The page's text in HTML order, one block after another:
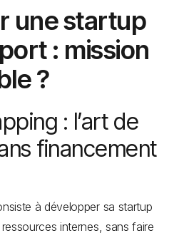
une startup
: mission
?
: l’art de
financement
à développer sa startup
internes, sans faire